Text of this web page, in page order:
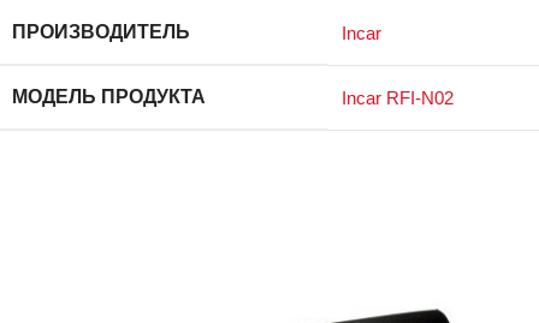
ПРОИЗВОДИТЕЛЬ Incar
МОДЕЛЬ ПРОДУКТА Incar RFI-N02